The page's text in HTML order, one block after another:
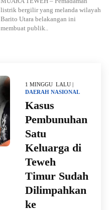
listrik bergilir yang melanda wilayah
Barito Utara belakangan ini
membuat publik..
1 MINGGU LALU |
DAERAH NASIONAL
Kasus
Pembunuhan
Satu
Keluarga di
Teweh
Timur Sudah
Dilimpahkan
ke